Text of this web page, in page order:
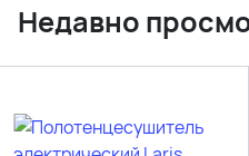
Недавно